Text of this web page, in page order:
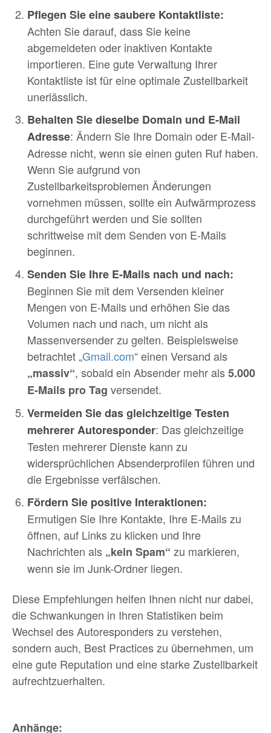
Pflegen Sie eine saubere Kontaktliste:
Achten Sie darauf, dass Sie keine
abgemeldeten oder inaktiven Kontakte
importieren. Eine gute Verwaltung Ihrer
Kontaktliste ist für eine optimale Zustellbarkeit
unerlässlich.
Behalten Sie dieselbe Domain und E-Mail
Adresse: Ändern Sie Ihre Domain oder E-Mail-
Adresse nicht, wenn sie einen guten Ruf haben.
Wenn Sie aufgrund von
Zustellbarkeitsproblemen Änderungen
vornehmen müssen, sollte ein Aufwärmprozess
durchgeführt werden und Sie sollten
schrittweise mit dem Senden von E-Mails
beginnen.
Senden Sie Ihre E-Mails nach und nach:
Beginnen Sie mit dem Versenden kleiner
Mengen von E-Mails und erhöhen Sie das
Volumen nach und nach, um nicht als
Massenversender zu gelten. Beispielsweise
betrachtet „Gmail.com“ einen Versand als
„massiv“, sobald ein Absender mehr als5.000
E-Mails pro Tag versendet.
Vermeiden Sie das gleichzeitige Testen
mehrerer Autoresponder: Das gleichzeitige
Testen mehrerer Dienste kann zu
widersprüchlichen Absenderprofilen führen und
die Ergebnisse verfälschen.
Fördern Sie positive Interaktionen:
Ermutigen Sie Ihre Kontakte, Ihre E-Mails zu
öffnen, auf Links zu klicken und Ihre
Nachrichten als „kein Spam“ zu markieren,
wenn sie im Junk-Ordner liegen.
Diese Empfehlungen helfen Ihnen nicht nur dabei,
die Schwankungen in Ihren Statistiken beim
Wechsel des Autoresponders zu verstehen,
sondern auch, Best Practices zu übernehmen, um
eine gute Reputation und eine starke Zustellbarkeit
aufrechtzuerhalten.
Anhänge: